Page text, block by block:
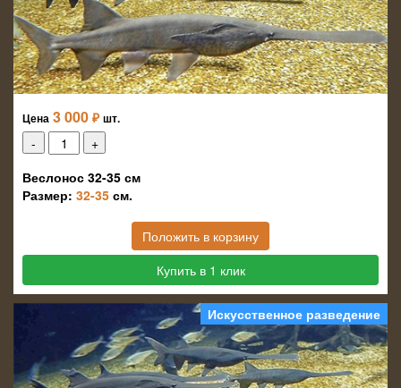
Цена 3 000 ₽ шт.
Веслонос 32-35 см
Размер: 32-35 см.
Положить в корзину
Купить в 1 клик
Искусственное разведение